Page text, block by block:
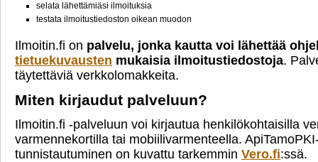
selata lähettämiäsi ilmoituksia
testata ilmoitustiedoston oikean muodon
Ilmoitin.fi on palvelu, jonka kautta voi lähettää
tietuekuvausten mukaisia ilmoitustiedostoja.
täytettäviä verkkolomakkeita.
Miten kirjaudut palveluun?
Ilmoitin.fi -palveluun voi kirjautua henkilökohtaisilla
varmennekortilla tai mobiilivarmenteella.
tunnistautuminen on kuvattu tarkemmin Vero.fi:ssä.